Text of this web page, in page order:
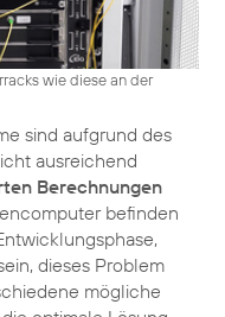
wie diese an der
sind aufgrund des
ausreichend
Berechnungen
befinden
dieses Problem
mögliche